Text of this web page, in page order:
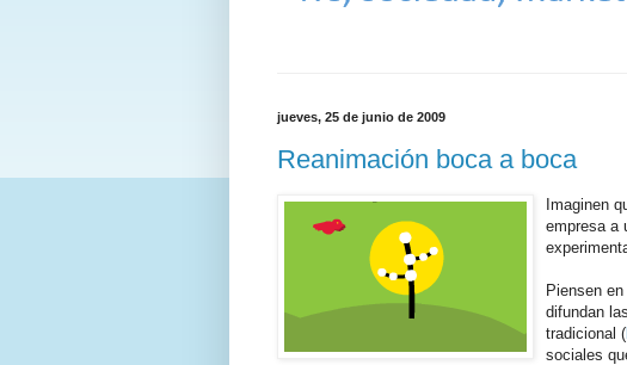
jueves, 25 de junio de 2009
Reanimación boca a boca
Imaginen
empresa a
Piensen en
difundan
tradicional (
sociales